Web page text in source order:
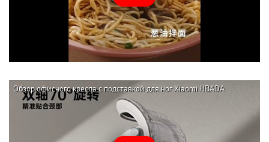
Обзор офисного кресла с подставкой для ног Xiaomi HBADA
Ergonomic Computer Chair E3 AIR